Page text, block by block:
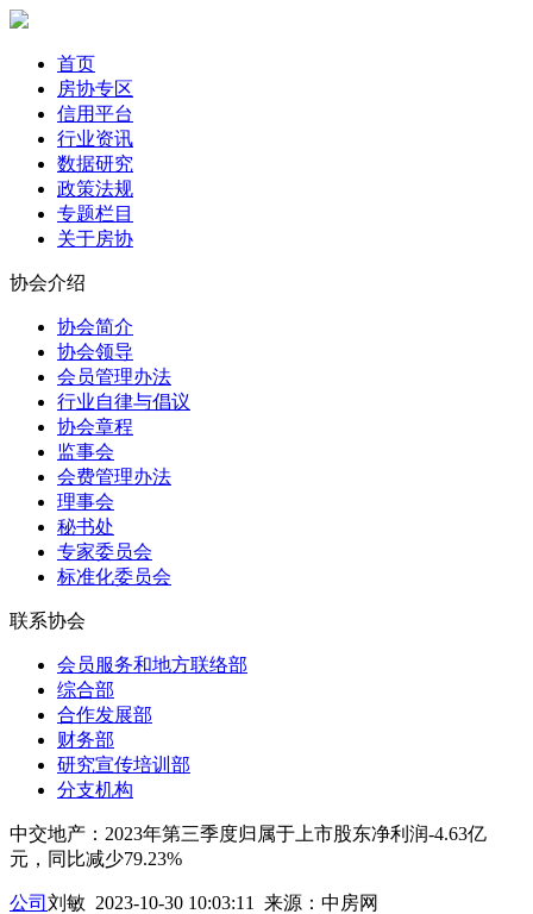
首页
房协专区
信用平台
行业资讯
数据研究
政策法规
专题栏目
关于房协
协会介绍
协会简介
协会领导
会员管理办法
行业自律与倡议
协会章程
监事会
会费管理办法
理事会
秘书处
专家委员会
标准化委员会
联系协会
会员服务和地方联络部
综合部
合作发展部
财务部
研究宣传培训部
分支机构
中交地产：2023年第三季度归属于上市股东净利润-4.63亿
元，同比减少79.23%
公司 刘敏 2023-10-30 10:03:11 来源： 中房网